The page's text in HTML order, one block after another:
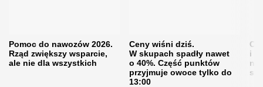
Pomoc do nawozów 2026.
Rząd zwiększy wsparcie,
ale nie dla wszystkich
Ceny wiśni dziś.
W skupach spadły nawet
o 40%. Część punktów
przyjmuje owoce tylko do
13:00
i